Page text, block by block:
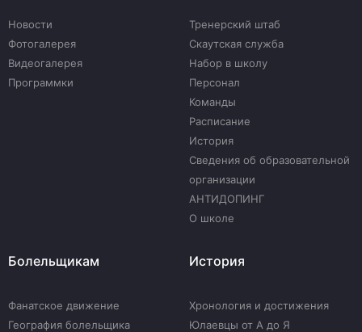
Новости
Фотогалерея
Видеогалерея
Программки
Тренерский штаб
Скаутская служба
Набор в школу
Персонал
Команды
Расписание
История
Сведения об образовательной
организации
АНТИДОПИНГ
О школе
Болельщикам
Фанатское движение
География болельщика
История
Хронология и достижения
Юлаевцы от А до Я